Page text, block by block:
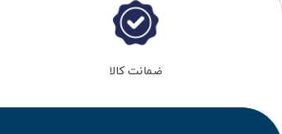
ضمانت کالا